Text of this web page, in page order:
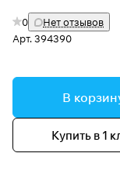
0
Нет отзывов
Арт.394390
В
Купить в 1